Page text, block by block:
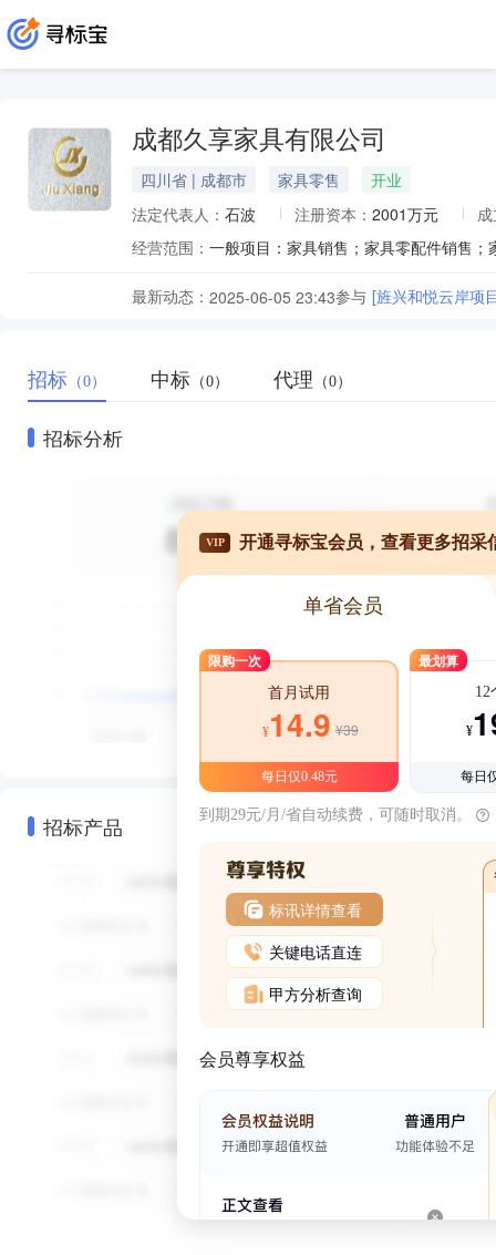
成都久享家具有限公司
四川省 | 成都市 家具零售
开业
法定代表人： 石波 注册资本： 2001万元
经营范围：
最新动态： 2025-06-05 23:43参与 [旌兴和悦云岸项
招标 （0） 中标 （0） 代理 （0）
招标分析
招标产品
VIP 开通寻标宝会员，查看更多招采
单省会员
限购一次
首月试用
¥14.9 ¥39
每日仅0.48元
最划算
12
¥
每日
到期29元/月/省自动续费，可随时取消。
标讯详情查看
关键电话直连
甲方分析查询
会员尊享权益